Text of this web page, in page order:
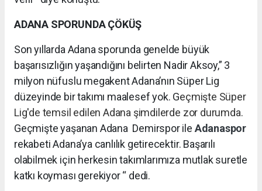
ADANA SPORUNDA ÇÖKÜŞ
Son yıllarda Adana sporunda genelde büyük
başarısızlığın yaşandığını belirten Nadir Aksoy,” 3
milyon nüfuslu megakent Adana’nın Süper Lig
düzeyinde bir takımı maalesef yok. Geçmişte Süper
Lig'de temsil edilen Adana şimdilerde zor durumda.
Geçmişte yaşanan Adana Demirspor ile Adanaspor
rekabeti Adana’ya canlılık getirecektir. Başarılı
olabilmek için herkesin takımlarımıza mutlak suretle
katkı koyması gerekiyor “ dedi.